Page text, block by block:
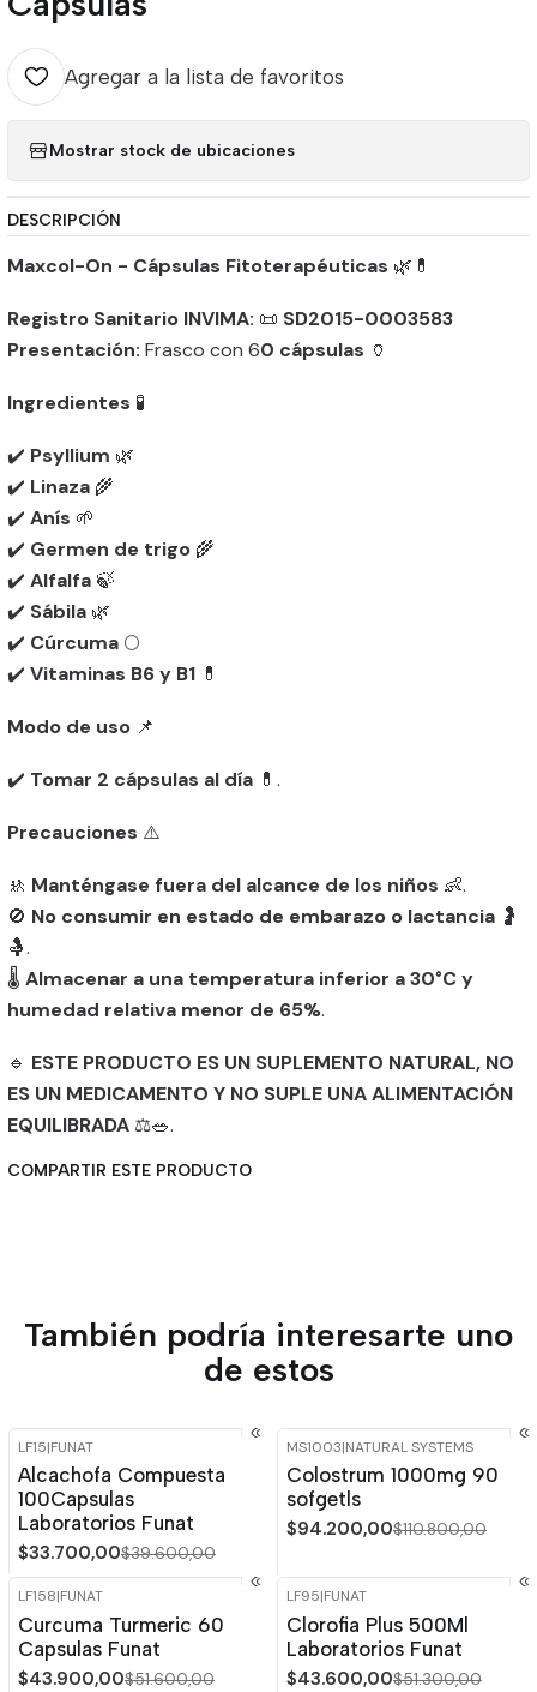
Agregar a la lista de favoritos
Mostrar stock de ubicaciones
DESCRIPCIÓN
Maxcol-On - Cápsulas Fitoterapéuticas 🌿💊
Registro Sanitario INVIMA: 📜 SD2015-0003583
Presentación: Frasco con 60 cápsulas 🏺
Ingredientes 🧪
✔️ Psyllium 🌿
✔️ Linaza 🌾
✔️ Anís 🌱
✔️ Germen de trigo 🌾
✔️ Alfalfa 🍃
✔️ Sábila 🌿
✔️ Cúrcuma 🌕
✔️ Vitaminas B6 y B1 💊
Modo de uso 📌
✔️ Tomar 2 cápsulas al día 💊.
Precauciones ⚠️
🚸 Manténgase fuera del alcance de los niños 👶.
🚫 No consumir en estado de embarazo o lactancia 🤰
🤱.
🌡️ Almacenar a una temperatura inferior a 30°C y
humedad relativa menor de 65%.
🔹 ESTE PRODUCTO ES UN SUPLEMENTO NATURAL, NO
ES UN MEDICAMENTO Y NO SUPLE UNA ALIMENTACIÓN
EQUILIBRADA ⚖️🥗.
COMPARTIR ESTE PRODUCTO
También podría interesarte uno
de estos
-15% OFF
LF15|FUNAT
Alcachofa Compuesta
100Capsulas
Laboratorios Funat
$33.700,00$39.600,00
-15% OFF
MS1003|NATURAL SYSTEMS
Colostrum 1000mg 90
sofgetls
$94.200,00$110.800,00
-15%
LF158|FUNAT
Curcuma Turmeric 60
Capsulas Funat
$43.900,00$51.600,00
-15%
LF95|FUNAT
Clorofia Plus 500Ml
Laboratorios Funat
$43.600,00$51.300,00